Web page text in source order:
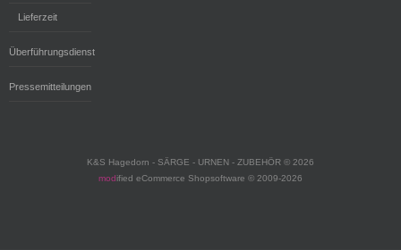
Lieferzeit
Überführungsdienst
Pressemitteilungen
K&S Hagedorn - SÄRGE - URNEN - ZUBEHÖR © 2026
modified eCommerce Shopsoftware © 2009-2026